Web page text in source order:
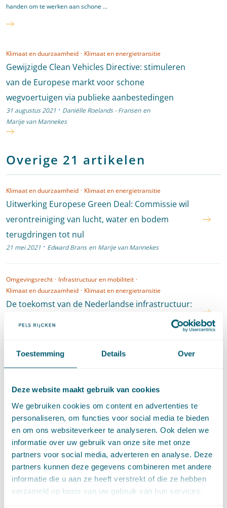
Toestemming Details Over
Deze website maakt gebruik van cookies
We gebruiken cookies om content en advertenties te
personaliseren, om functies voor social media te bieden
en om ons websiteverkeer te analyseren. Ook delen we
informatie over uw gebruik van onze site met onze
partners voor social media, adverteren en analyse. Deze
partners kunnen deze gegevens combineren met andere
informatie die u aan ze heeft verstrekt of die ze hebben
verzameld op basis van uw gebruik van hun services.
handen om te werken aan schone ...
Klimaat en duurzaamheid · Klimaat en energietransitie
Gewijzigde Clean Vehicles Directive: stimuleren
van de Europese markt voor schone
wegvoertuigen via publieke aanbestedingen
31 augustus 2021 · Daniëlle Roelands - Fransen en
Marije van Mannekes
Overige 21 artikelen
Klimaat en duurzaamheid · Klimaat en energietransitie
Uitwerking Europese Green Deal: Commissie wil
verontreiniging van lucht, water en bodem
terugdringen tot nul
21 mei 2021 · Edward Brans en Marije van Mannekes
Omgevingsrecht · Infrastructuur en mobiliteit ·
Klimaat en duurzaamheid · Klimaat en energietransitie
De toekomst van de Nederlandse infrastructuur:
Klimaat en duurzaamheid · Klimaat en energietransitie
mobiliteitssector
11 november 2020 · Daniëlle Roelands - Fransen en
Marije van Mannekes
Klimaat en duurzaamheid · Klimaat en energietransitie
Goed voornemen in 2020: aantrekkelijker